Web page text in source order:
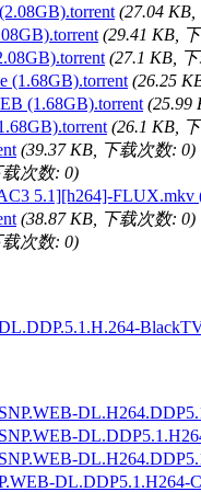
(27.04
(29.41 KB,
(27.1 KB,
(1.68GB).torrent (26.25
(1.68GB).torrent (25.99
(26.1 KB,
(39.37 KB, 下载次数: 0)
次数: 0)
5.1][h264]-FLUX.mkv
(38.87 KB, 下载次数: 0)
次数: 0)
DL.DDP5.1.H264-